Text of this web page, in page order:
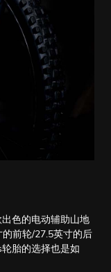
色的电动辅助山地
前轮/27.5英寸的后
胎的选择也是如